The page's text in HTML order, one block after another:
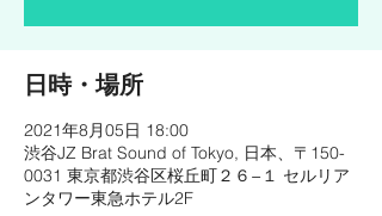
日時・場所
2021年8月05日 18:00
渋谷JZ Brat Sound of Tokyo, 日本、〒150-
0031 東京都渋谷区桜丘町２６−１ セルリア
ンタワー東急ホテル2F